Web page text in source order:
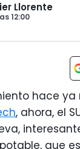
Llorente
12:00
hace
, ahora, el
que